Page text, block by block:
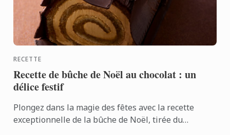
RECETTE
Recette de bûche de Noël au chocolat : un
délice festif
Plongez dans la magie des fêtes avec la recette
exceptionnelle de la bûche de Noël, tirée du